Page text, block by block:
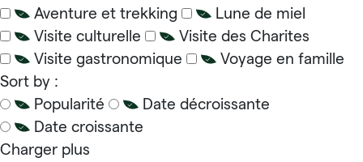
Aventure et trekking
Lune de miel
Visite culturelle
Visite des Charites
Visite gastronomique
Voyage en famille
Sort by :
Popularité
Date décroissante
Date croissante
Charger plus